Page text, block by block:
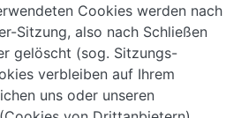
Cookies werden nach
Sitzung, also nach Schließen
gelöscht (sog. Sitzungs-
verbleiben auf Ihrem
uns oder unseren